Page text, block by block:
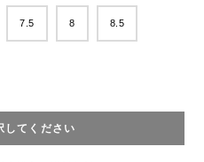
7.5 8 8.5
してください